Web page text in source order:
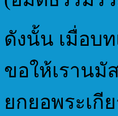
ดังนั้น เมื่อบท
ขอให้เรานมั
ยกยอพระเกี